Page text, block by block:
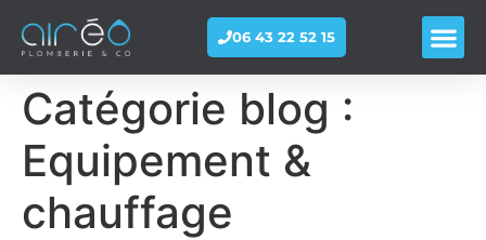
06 43 22 52 15
Catégorie blog :
Equipement &
chauffage